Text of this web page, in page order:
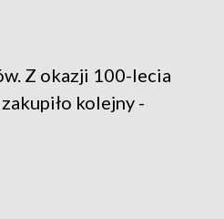
Z okazji 100-lecia
kolejny -